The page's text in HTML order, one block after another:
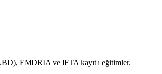
EMDRIA ve IFTA kayıtlı eğitimler.